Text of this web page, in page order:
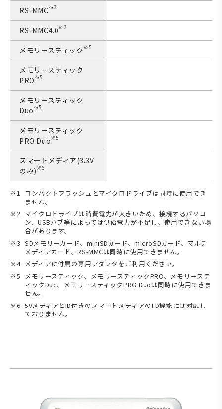
RS-MMC※3
RS-MMC4.0※3
メモリースティック ※5
メモリースティック
PRO ※5
メモリースティック
Duo ※5
メモリースティック
PRO Duo※5
スマートメディア(3.3V
のみ) ※6
コンパクトフラッシュとマイクロドライブは同時に使用でき
ません。
マイクロドライブは消費電力が大きいため、接続するパソコ
ン、USBハブ等によっては供給電力が不足し、使用できない場
合があります。
SDメモリーカード、miniSDカード、microSDカード、マルチ
メディアカード、RS-MMCは同時に使用できません。
メディアに付属の専用アダプタをご利用ください。
メモリースティック、メモリースティックPRO、メモリーステ
ィックDuo、メモリースティックPRO Duoは同時に使用できま
せん。
5VメディアとID付きのスマートメディアのI D機能には対応し
ておりません。